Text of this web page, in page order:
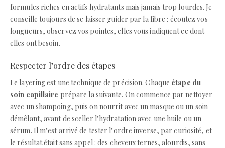
formules riches en actifs hydratants mais jamais trop lourdes. Je
conseille toujours de se laisser guider par la fibre : écoutez vos
longueurs, observez vos pointes, elles vous indiquent ce dont
elles ont besoin.
Respecter l’ordre des étapes
Le layering est une technique de précision. Chaque étape du
soin capillaire prépare la suivante. On commence par nettoyer
avec un shampoing, puis on nourrit avec un masque ou un soin
démêlant, avant de sceller l’hydratation avec une huile ou un
sérum. Il m’est arrivé de tester l’ordre inverse, par curiosité, et
le résultat était sans appel : des cheveux ternes, alourdis, sans